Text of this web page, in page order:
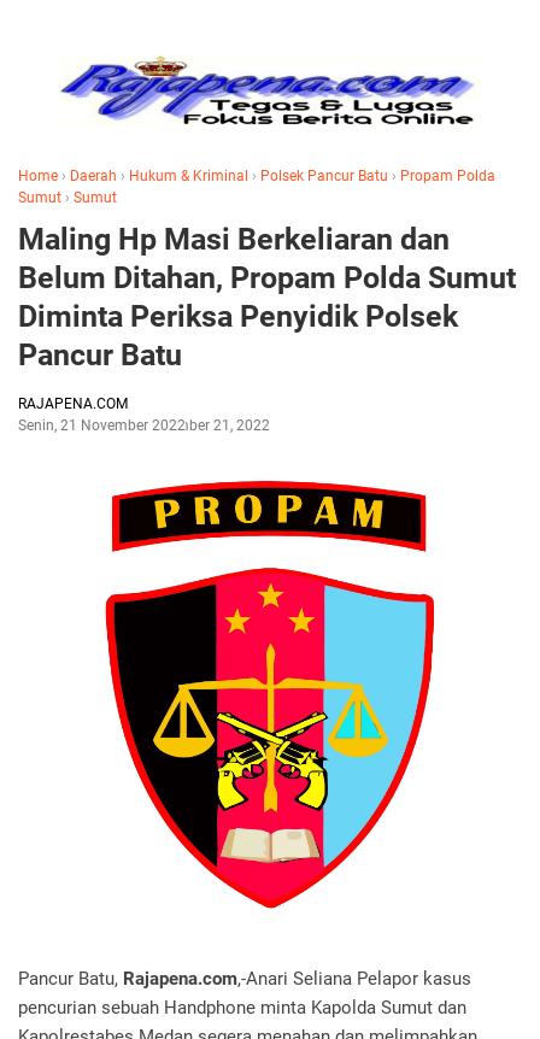
Home › Daerah › Hukum & Kriminal › Polsek Pancur Batu › Propam Polda
Sumut › Sumut
Maling Hp Masi Berkeliaran dan
Belum Ditahan, Propam Polda Sumut
Diminta Periksa Penyidik Polsek
Pancur Batu
RAJAPENA.COM
Senin, 21 November 2022November 21, 2022
Pancur Batu, Rajapena.com,-Anari Seliana Pelapor kasus
pencurian sebuah Handphone minta Kapolda Sumut dan